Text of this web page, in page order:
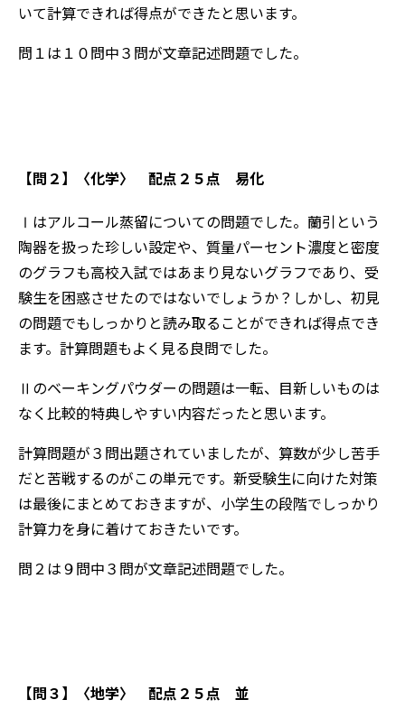
いて計算できれば得点ができたと思います。
問１は１０問中３問が文章記述問題でした。
【問２】
〈化学〉 配点２５点 易化
Ⅰはアルコール蒸留についての問題でした。蘭引という
陶器を扱った珍しい設定や、質量パーセント濃度と密度
のグラフも高校入試ではあまり見ないグラフであり、受
験生を困惑させたのではないでしょうか？しかし、初見
の問題でもしっかりと読み取ることができれば得点でき
ます。計算問題もよく見る良問でした。
Ⅱのベーキングパウダーの問題は一転、目新しいものは
なく比較的特典しやすい内容だったと思います。
計算問題が３問出題されていましたが、算数が少し苦手
だと苦戦するのがこの単元です。新受験生に向けた対策
は最後にまとめておきますが、小学生の段階でしっかり
計算力を身に着けておきたいです。
問２は９問中３問が文章記述問題でした。
【問３】
〈地学〉 配点２５点 並